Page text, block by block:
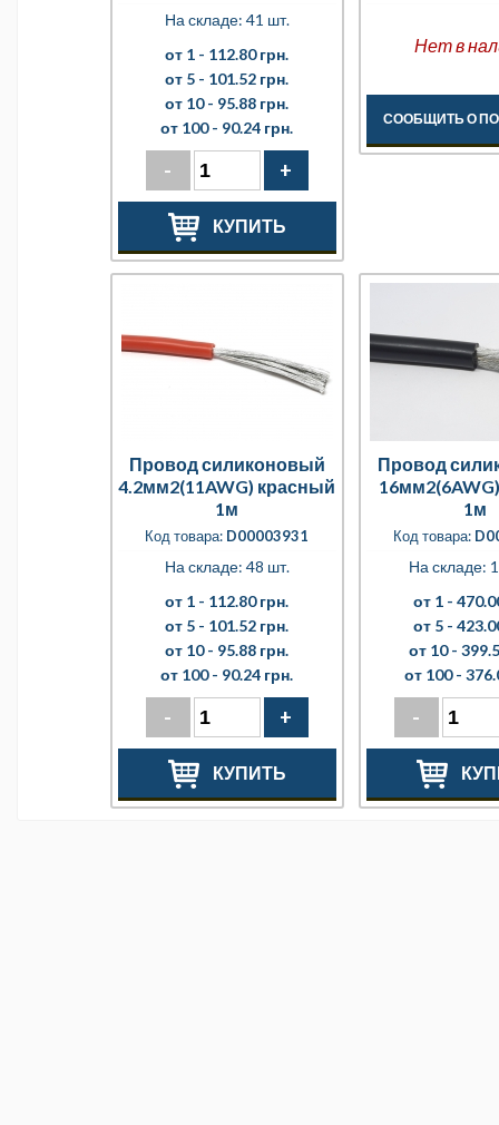
На складе: 41 шт.
от 1 - 112.80 грн.
от 5 - 101.52 грн.
от 10 - 95.88 грн.
от 100 - 90.24 грн.
- +
КУПИТЬ
Нет в
СООБЩИТЬ О
Провод силиконовый
4.2мм2(11AWG) красный
1м
Код товара: D00003931
На складе: 48 шт.
от 1 - 112.80 грн.
от 5 - 101.52 грн.
от 10 - 95.88 грн.
от 100 - 90.24 грн.
- +
КУПИТЬ
Провод
1м
Код товара:
На складе:
от 1 -
от 5 -
от 10 -
от 100 -
-